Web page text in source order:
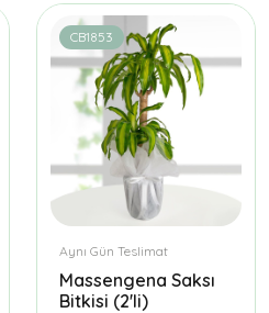
CB1853
Aynı Gün Teslimat
Massengena Saksı
Bitkisi (2'li)